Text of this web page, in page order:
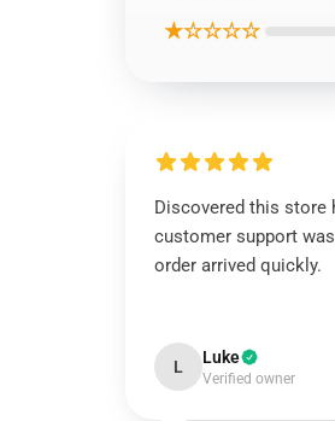
★☆☆☆☆
Discovered this store
customer support
order arrived quickly.
L Luke
Verified owner